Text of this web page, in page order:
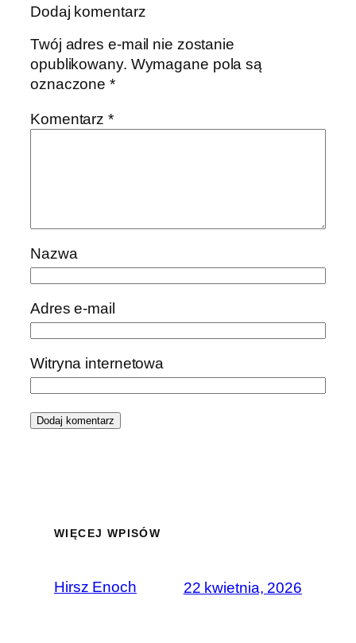
Dodaj komentarz
Twój adres e-mail nie zostanie
opublikowany. Wymagane pola są
oznaczone*
Komentarz*
Nazwa
Adres e-mail
Witryna internetowa
WIĘCEJ WPISÓW
Hirsz Enoch 22 kwietnia, 2026